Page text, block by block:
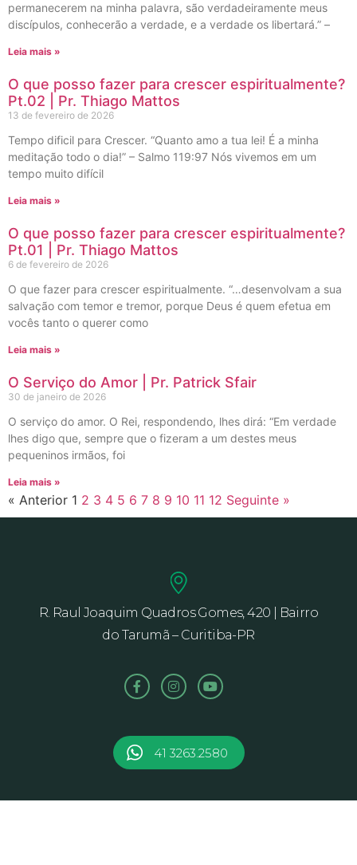
permanecerem na minha palavra, são verdadeiramente meus
discípulos, conhecerão a verdade, e a verdade os libertará.” –
Leia mais »
O que posso fazer para crescer espiritualmente?
Pt.02 | Pr. Thiago Mattos
13 de fevereiro de 2026
Tempo dificil para Crescer. “Quanto amo a tua lei! É a minha
meditação todo o dia!” – Salmo 119:97 Nós vivemos em um
tempo muito difícil
Leia mais »
O que posso fazer para crescer espiritualmente?
Pt.01 | Pr. Thiago Mattos
6 de fevereiro de 2026
O que fazer para crescer espiritualmente. “…desenvolvam a sua
salvação com temor e tremor, porque Deus é quem efetua em
vocês tanto o querer como
Leia mais »
O Serviço do Amor | Pr. Patrick Sfair
30 de janeiro de 2026
O serviço do amor. O Rei, respondendo, lhes dirá: “Em verdade
lhes digo que, sempre que o fizeram a um destes meus
pequeninos irmãos, foi
Leia mais »
« Anterior 1 2 3 4 5 6 7 8 9 10 11 12 Seguinte »
R. Raul Joaquim Quadros Gomes, 420 | Bairro
do Tarumã – Curitiba-PR
41 3263.2580